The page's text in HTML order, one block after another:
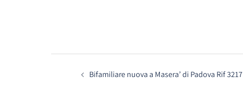
Bifamiliare nuova a Masera’ di Padova Rif 3217